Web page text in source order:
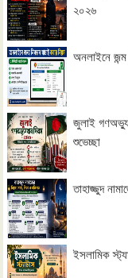
২০২৬
অনলাইনে
জুলাই
শুভেচ্ছা
তাহাজ্জুদ
ইসলামিক